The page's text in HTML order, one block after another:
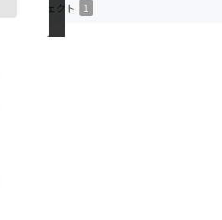
プロジェクト 1